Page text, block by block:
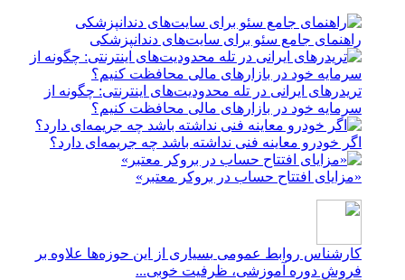
راهنمای جامع سئو برای سایت‌های دندانپزشکی
تریدرهای ایرانی در تله محدودیت‌های اینترنتی: چگونه از
سرمایه خود در بازارهای مالی محافظت کنیم؟
اگر خودرو معاینه فنی نداشته باشد چه جریمه‌ای دارد؟
«مزایای افتتاح حساب در بروکر معتبر»
کارشناس روابط عمومی بسیاری از این حوزه‌ها علاوه بر
فروش دوره آموزشی، ظرفیت خوبی...